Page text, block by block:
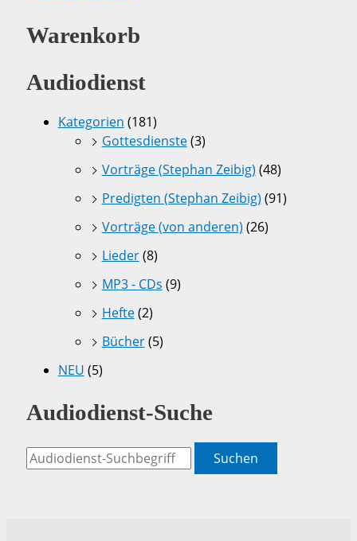
Warenkorb
Audiodienst
Kategorien (181)
Gottesdienste(3)
Vorträge (Stephan Zeibig) (48)
Predigten (Stephan Zeibig) (91)
Vorträge (von anderen) (26)
Lieder(8)
MP3 - CDs (9)
Hefte(2)
Bücher(5)
NEU (5)
Audiodienst-Suche
Suchen